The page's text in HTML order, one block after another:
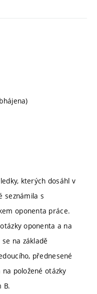
kterých dosáhl v
seznámila s
oponenta práce.
oponenta a na
na základě
přednesené
položené otázky
B.